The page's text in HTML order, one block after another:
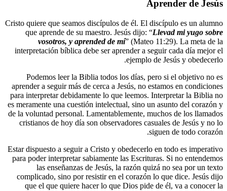
Cristo quiere que seamos discípulos de él.
que aprende de su maestro. Jesús
vosotros, y aprended de mí ”
interpretación bíblica debe ser aprender
Podemos leer la Biblia todos los
aprender a seguir más de cerca a Jesús,
para interpretar debidamente lo que
es meramente una cuestión intelectual,
de la voluntad personal.
cristianos de hoy día son observadores
Estar dispuesto a seguir a Cristo y
para poder interpretar sabiamente las
las enseñanzas de Jesús, la
complicado, sino por resistir en el
que el que quiere hacer lo que Dios